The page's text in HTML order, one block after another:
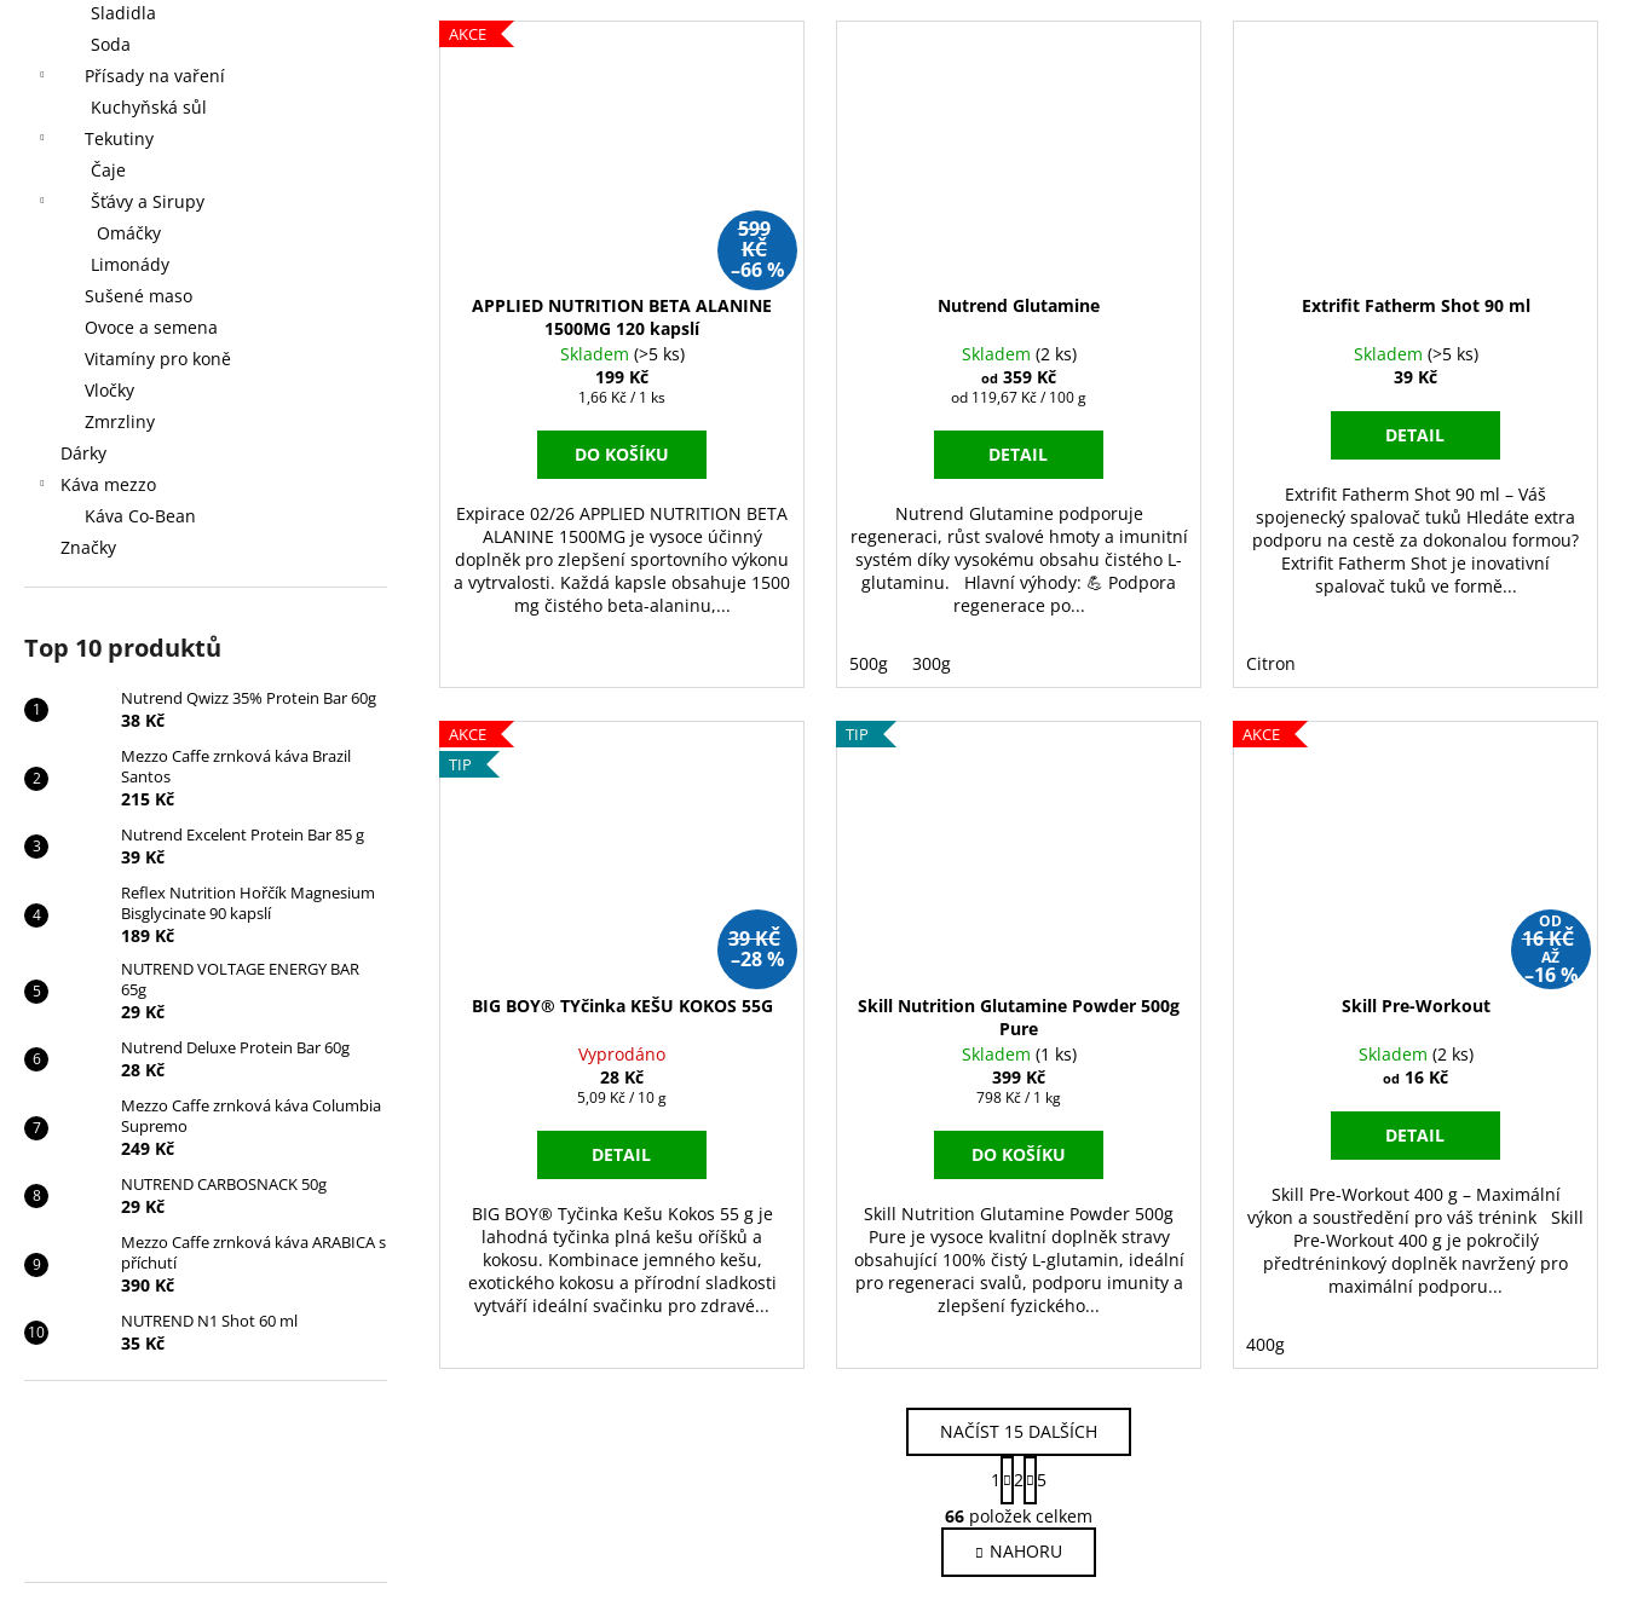
Sladidla
Soda
Přísady na vaření
Kuchyňská sůl
Tekutiny
Čaje
Šťávy a Sirupy
Omáčky
Limonády
Sušené maso
Ovoce a semena
Vitamíny pro koně
Vločky
Zmrzliny
Dárky
Káva mezzo
Káva Co-Bean
Značky
Top 10 produktů
Nutrend Qwizz 35% Protein Bar 60g
38 Kč
Mezzo Caffe zrnková káva Brazil
Santos
215 Kč
Nutrend Excelent Protein Bar 85 g
39 Kč
Reflex Nutrition Hořčík Magnesium
Bisglycinate 90 kapslí
189 Kč
NUTREND VOLTAGE ENERGY BAR
65g
29 Kč
Nutrend Deluxe Protein Bar 60g
28 Kč
Mezzo Caffe zrnková káva Columbia
Supremo
249 Kč
NUTREND CARBOSNACK 50g
29 Kč
Mezzo Caffe zrnková káva ARABICA s
příchutí
390 Kč
NUTREND N1 Shot 60 ml
35 Kč
AKCE
599
KČ
–66 %
APPLIED NUTRITION BETA ALANINE
1500MG 120 kapslí
Skladem (>5 ks)
199 Kč
Měrná
1,66 Kč / 1 ks
DO KOŠÍKU
Expirace 02/26 APPLIED NUTRITION BETA
ALANINE 1500MG je vysoce účinný
doplněk pro zlepšení sportovního výkonu
a vytrvalosti. Každá kapsle obsahuje 1500
mg čistého beta-alaninu,...
Nutrend Glutamine
Skladem (2 ks)
od 359 Kč
Měrná
od 119,67 Kč / 100 g
DETAIL
Nutrend Glutamine podporuje
regeneraci, růst svalové hmoty a imunitní
systém díky vysokému obsahu čistého L-
glutaminu. Hlavní výhody: 💪 Podpora
regenerace po...
500g 300g
Extrifit Fatherm Shot 90 ml
Skladem (>5 ks)
39 Kč
DETAIL
Extrifit Fatherm Shot 90 ml – Váš
spojenecký spalovač tuků Hledáte extra
podporu na cestě za dokonalou formou?
Extrifit Fatherm Shot je inovativní
spalovač tuků ve formě...
Citron
AKCE
TIP
39 KČ
–28 %
BIG BOY® TYčinka KEŠU KOKOS 55G
Vyprodáno
28 Kč
Měrná
5,09 Kč / 10 g
DETAIL
BIG BOY® Tyčinka Kešu Kokos 55 g je
lahodná tyčinka plná kešu oříšků a
kokosu. Kombinace jemného kešu,
exotického kokosu a přírodní sladkosti
vytváří ideální svačinku pro zdravé...
TIP
Skill Nutrition Glutamine Powder 500g
Pure
Skladem (1 ks)
399 Kč
Měrná
798 Kč / 1 kg
DO KOŠÍKU
Skill Nutrition Glutamine Powder 500g
Pure je vysoce kvalitní doplněk stravy
obsahující 100% čistý L-glutamin, ideální
pro regeneraci svalů, podporu imunity a
zlepšení fyzického...
AKCE
OD
16 KČ
AŽ
–16 %
Skill Pre-Workout
Skladem (2 ks)
od 16 Kč
DETAIL
Skill Pre-Workout 400 g – Maximální
výkon a soustředění pro váš trénink Skill
Pre-Workout 400 g je pokročilý
předtréninkový doplněk navržený pro
maximální podporu...
400g
O
v
l
á
NAČÍST 15 DALŠÍCH
S
t
r
á
n
k
1 2
5
66 položek celkem
NAHORU